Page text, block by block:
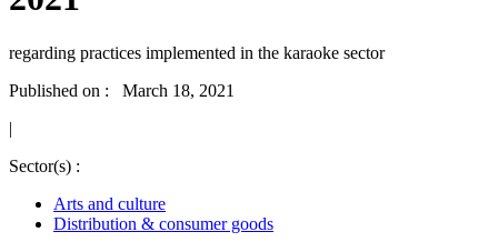
regarding practices implemented in the karaoke sector
Published on : March 18, 2021
|
Sector(s) :
Arts and culture
Distribution & consumer goods